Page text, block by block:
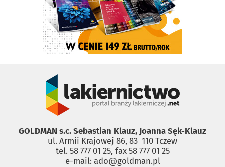
GOLDMAN s.c. Sebastian Klauz, Joanna Sęk-Klauz
ul. Armii Krajowej 86, 83 ­ 110 Tczew
tel. 58 777 01 25, fax 58 777 01 25
e-mail: ado@goldman.pl